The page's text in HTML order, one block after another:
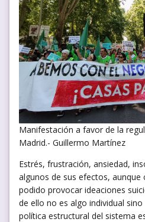
Manifestación a favor de la
Madrid.- Guillermo Martínez
Estrés, frustración, ansiedad,
algunos de sus efectos, aunque
podido provocar ideaciones
de ello no es algo individual
política estructural del sistema